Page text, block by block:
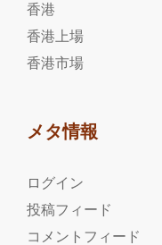
香港
香港上場
香港市場
メタ情報
ログイン
投稿フィード
コメントフィード